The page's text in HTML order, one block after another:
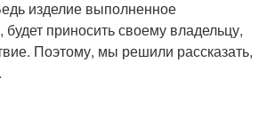
изделие выполненное
будет приносить своему владельцу,
Поэтому, мы решили рассказать,